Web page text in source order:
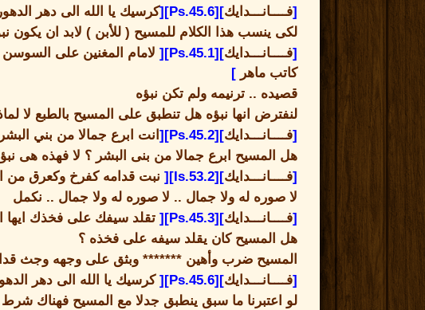
[فــــانـــدايك][Ps.45.6][ كرسيك يا الله الى دهر الدهور
لكى ينسب هذا الكلام للمسيح ( للأبن ) لابد ان يكون
[فــــانـــدايك][Ps.45.1][ لامام المغنين على
كاتب ماهر ]
قصيده .. ترنيمه ولم تكن نبؤه
لنفترض انها نبؤه هل تنطبق على المسيح بالطبع لا
[فــــانـــدايك][Ps.45.2][ انت ابرع جمالا من بني البشر
هل المسيح ابرع جمالا من بنى البشر ؟ لا فهذه هى
[فــــانـــدايك][Is.53.2][ نبت قدامه كفرخ وكعرق من
لا صوره له ولا جمال .. لا صوره له ولا جمال .. نكمل
[فــــانـــدايك][Ps.45.3][ تقلد سيفك على فخذك ايها
هل المسيح كان يقلد سيفه على فخذه ؟
المسيح ضرب وأهين ******* وبثق على وجهه وجث
[فــــانـــدايك][Ps.45.6][ كرسيك يا الله الى دهر
لو اعتبرنا ما سبق ينطبق جدلا مع المسيح فهناك شرط